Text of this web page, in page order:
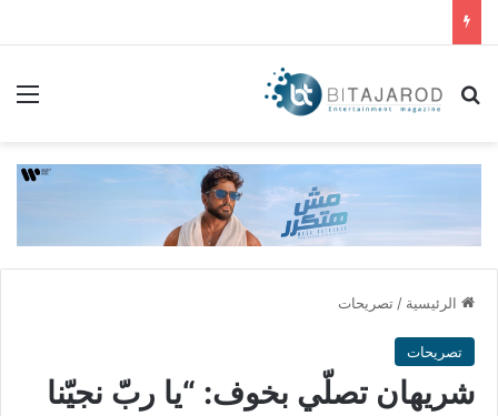
بحث عن
الرئيسية / تصريحات
تصريحات
شريهان تصلّي بخوف: “يا ربّ نجيّنا